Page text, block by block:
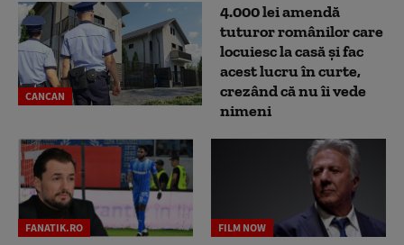
CANCAN
4.000 lei amendă
tuturor românilor care
locuiesc la casă și fac
acest lucru în curte,
crezând că nu îi vede
nimeni
FANATIK.RO FILM NOW